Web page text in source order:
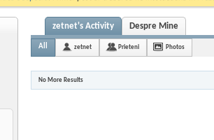
zetnet's Activity Despre Mine
All zetnet Prieteni Photos
No More Results